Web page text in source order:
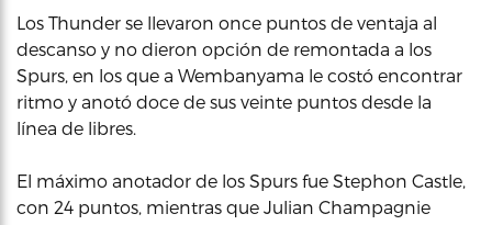
Los Thunder se llevaron once puntos de ventaja al
descanso y no dieron opción de remontada a los
Spurs, en los que a Wembanyama le costó encontrar
ritmo y anotó doce de sus veinte puntos desde la
línea de libres.
El máximo anotador de los Spurs fue Stephon Castle,
con 24 puntos, mientras que Julian Champagnie